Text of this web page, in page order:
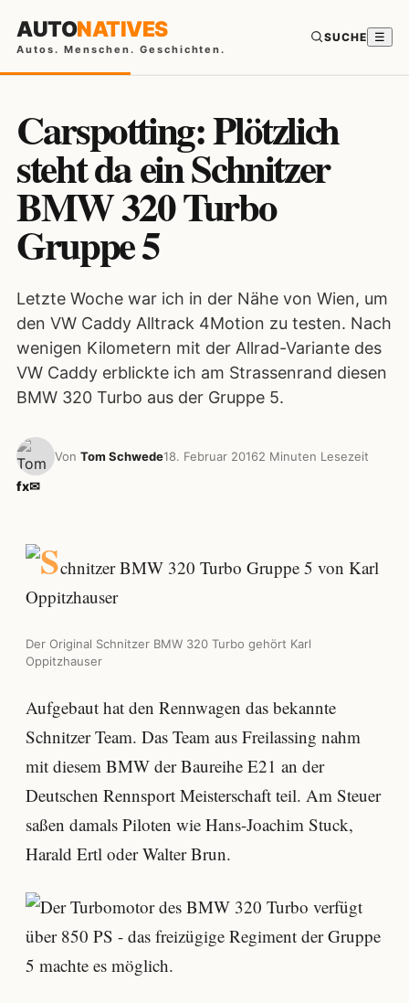
AUTONATIVES
Autos. Menschen. Geschichten.
SUCHE ☰
Carspotting: Plötzlich
steht da ein Schnitzer
BMW 320 Turbo
Gruppe 5
Letzte Woche war ich in der Nähe von Wien, um
den VW Caddy Alltrack 4Motion zu testen. Nach
wenigen Kilometern mit der Allrad-Variante des
VW Caddy erblickte ich am Strassenrand diesen
BMW 320 Turbo aus der Gruppe 5.
Von Tom Schwede18. Februar 20162 Minuten Lesezeit
fx✉
Der Original Schnitzer BMW 320 Turbo gehört Karl
Oppitzhauser
Aufgebaut hat den Rennwagen das bekannte
Schnitzer Team. Das Team aus Freilassing nahm
mit diesem BMW der Baureihe E21 an der
Deutschen Rennsport Meisterschaft teil. Am Steuer
saßen damals Piloten wie Hans-Joachim Stuck,
Harald Ertl oder Walter Brun.